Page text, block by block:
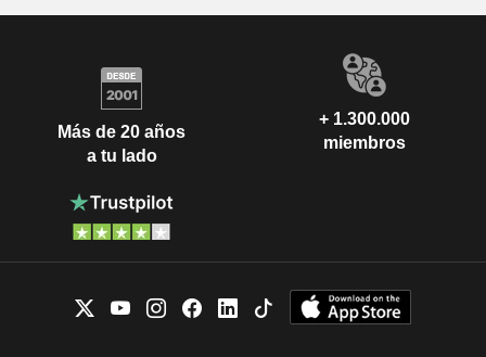
Más de 20 años
a tu lado
+ 1.300.000
miembros